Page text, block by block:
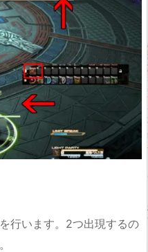
行います。2つ出現するの